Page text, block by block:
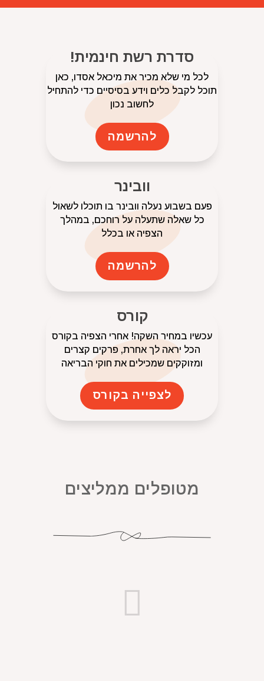
סדרת רשת חינמית!
לכל מי שלא מכיר את מיכאל אסדו, כאן
תוכל לקבל כלים וידע בסיסיים כדי להתחיל
לחשוב נכון
להרשמה
וובינר
פעם בשבוע נעלה וובינר בו תוכלו לשאול
כל שאלה שתעלה על רוחכם, במהלך
הצפיה או בכלל
להרשמה
קורס
עכשיו במחיר השקה! אחרי הצפיה בקורס
הכל יראה לך אחרת, פרקים קצרים
ומזוקקים שמכילים את חוקי הבריאה
לצפייה בקורס
מטופלים ממליצים